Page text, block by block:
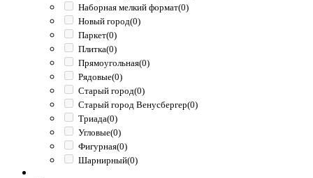
Наборная мелкий формат(0)
Новый город(0)
Паркет(0)
Плитка(0)
Прямоугольная(0)
Рядовые(0)
Старый город(0)
Старый город Венусбергер(0)
Триада(0)
Угловые(0)
Фигурная(0)
Шарнирный(0)